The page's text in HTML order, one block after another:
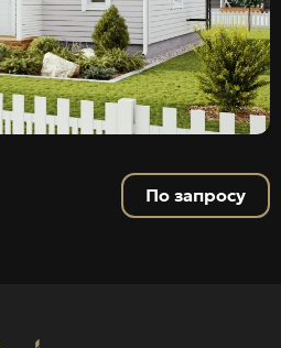
По запросу